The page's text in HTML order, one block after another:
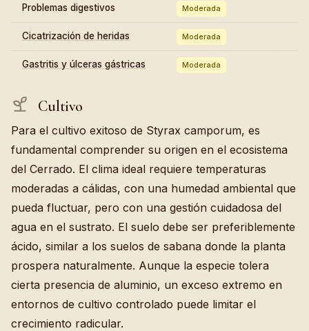
Problemas digestivos Moderada
Cicatrización de heridas Moderada
Gastritis y úlceras gástricas Moderada
Cultivo
Para el cultivo exitoso de Styrax camporum, es
fundamental comprender su origen en el ecosistema
del Cerrado. El clima ideal requiere temperaturas
moderadas a cálidas, con una humedad ambiental que
pueda fluctuar, pero con una gestión cuidadosa del
agua en el sustrato. El suelo debe ser preferiblemente
ácido, similar a los suelos de sabana donde la planta
prospera naturalmente. Aunque la especie tolera
cierta presencia de aluminio, un exceso extremo en
entornos de cultivo controlado puede limitar el
crecimiento radicular.